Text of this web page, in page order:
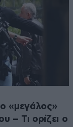
«μεγάλος»
– Τι ορίζει ο